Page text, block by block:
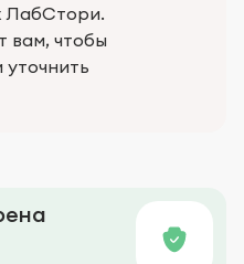
ЛабСтори.
вам, чтобы
уточнить